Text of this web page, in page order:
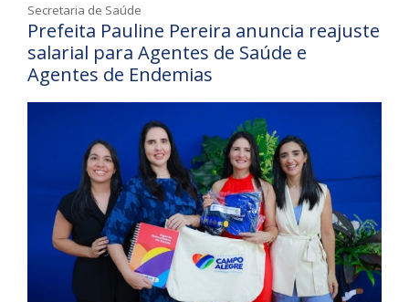
Secretaria de Saúde
Prefeita Pauline Pereira anuncia reajuste
salarial para Agentes de Saúde e
Agentes de Endemias